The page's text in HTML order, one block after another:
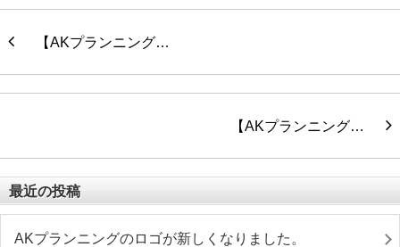
【AKプランニング…
【AKプランニング…
最近の投稿
AKプランニングのロゴが新しくなりました。